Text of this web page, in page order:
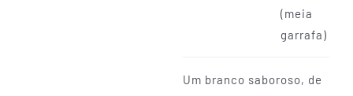
(meia
garrafa)
Um branco saboroso, de